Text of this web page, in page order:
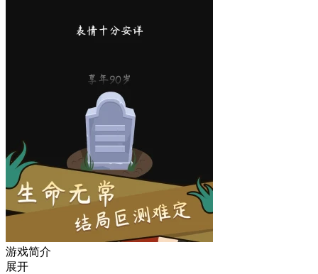
游戏简介
展开